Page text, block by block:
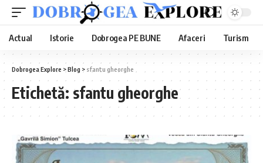
Actual Istorie Dobrogea PE BUNE Afaceri Turism
Dobrogea Explore >Blog > sfantu gheorghe
Etichetă: sfantu gheorghe